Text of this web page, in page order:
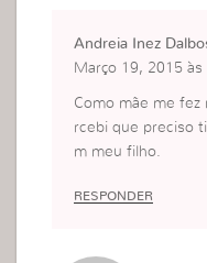
Andreia Inez
Março 19, 2015 às
Como mãe me
rcebi que preciso
m meu filho.
RESPONDER